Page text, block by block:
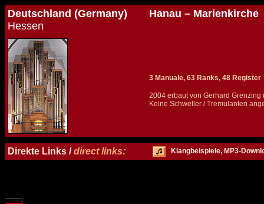
Deutschland (Germany)
Hessen
Hanau – Marienkirche
3 Manuale, 63 Ranks, 48 Register
2004 erbaut von Gerhard Grenzing
Keine Schweller / Tremulanten
Direkte Links /direct links: Klangbeispiele, MP3-